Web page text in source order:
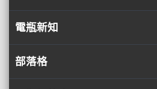
電瓶新知
部落格